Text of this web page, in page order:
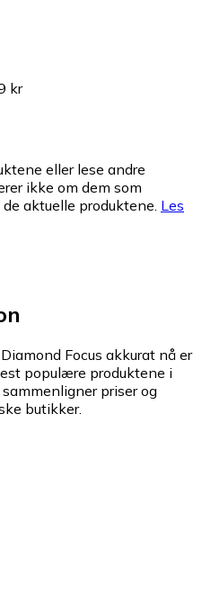
kr
eller lese andre
ikke om dem som
aktuelle produktene. Les
Focus akkurat nå er
populære produktene i
priser og
butikker.